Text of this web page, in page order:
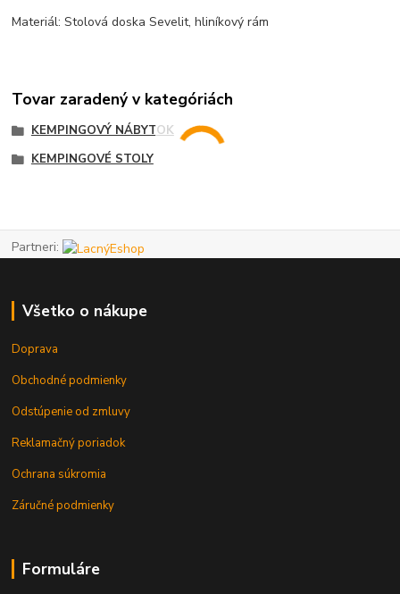
Materiál: Stolová doska Sevelit, hliníkový rám
Tovar zaradený v kategóriách
KEMPINGOVÝ NÁBYTOK
KEMPINGOVÉ STOLY
Partneri:
Všetko o nákupe
Doprava
Obchodné podmienky
Odstúpenie od zmluvy
Reklamačný poriadok
Ochrana súkromia
Záručné podmienky
Formuláre